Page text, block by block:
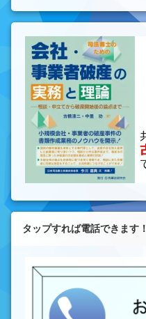
タップすれば電話できます！